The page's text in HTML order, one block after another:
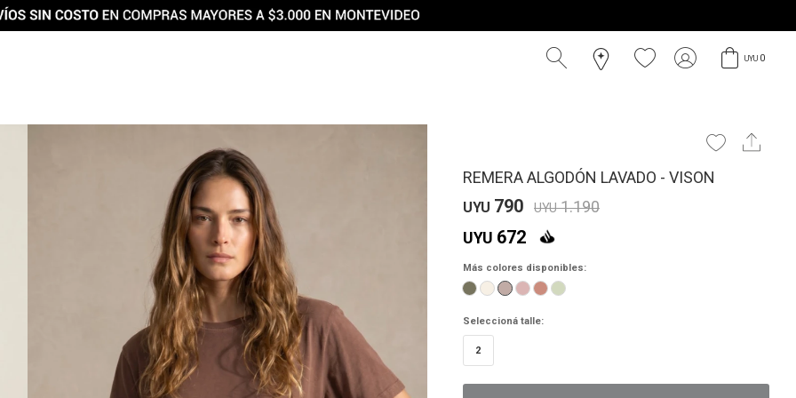
UYU 0
REMERA ALGODÓN LAVADO - VISON
UYU 790 UYU 1.190
UYU 672
Más colores disponibles:
Seleccioná talle:
2